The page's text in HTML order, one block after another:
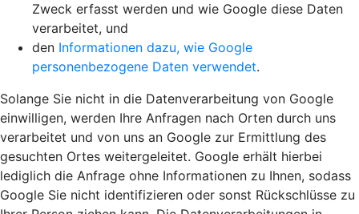
Zweck erfasst werden und wie Google diese Daten
verarbeitet, und
den Informationen dazu, wie Google
personenbezogene Daten verwendet.
Solange Sie nicht in die Datenverarbeitung von Google
einwilligen, werden Ihre Anfragen nach Orten durch uns
verarbeitet und von uns an Google zur Ermittlung des
gesuchten Ortes weitergeleitet. Google erhält hierbei
lediglich die Anfrage ohne Informationen zu Ihnen, sodass
Google Sie nicht identifizieren oder sonst Rückschlüsse zu